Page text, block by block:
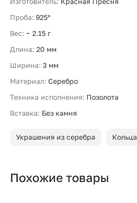
Проба: 925°
Вес: ~ 2.15 г
Длина: 20 мм
Ширина: 3 мм
Материал: Серебро
Техника исполнения: Позолота
Вставка: Без камня
Украшения из серебра Кольца
Похожие товары